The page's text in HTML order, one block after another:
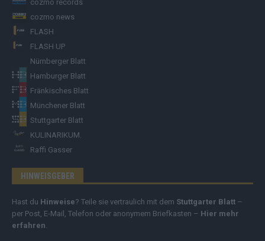
cozmo records
cozmo news
FLASH
FLASH UP
Nürnberger Blatt
Hamburger Blatt
Fränkisches Blatt
Münchener Blatt
Stuttgarter Blatt
KULINARIKUM.
Raffi Gasser
HINWEISGEBER
Hast du Hinweise? Teile sie vertraulich mit dem Stuttgarter Blatt –
per Post, E-Mail, Telefon oder anonymem Briefkasten – Hier mehr
erfahren.